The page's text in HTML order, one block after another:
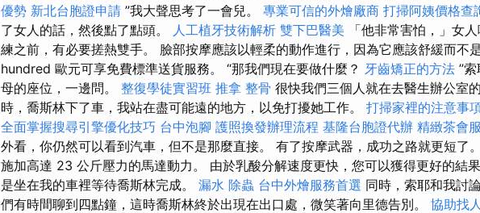
優勢 新北台胞證申請 ”我大聲思考了一會兒。 專業可信的外燴廠商 打掃阿姨價格查
了女人的話，然後點了點頭。
人工植牙技術解析 雙下巴醫美 「他非常害怕，」女
練之前，有必要搓熱雙手。 臉部按摩應該以輕柔的動作進行，因為它應該舒緩而不
hundred 歐元可享免費標準送貨服務。 “那我們現在要做什麼？ 牙齒矯正的方法 ”
母的座位，一邊問。 整復學徒實習班 推拿 整骨 很快我們三個人就在去醫生辦公室
時，喬斯林下了車，我站在盡可能遠的地方，以免打擾她工作。 打掃家裡的注意事
全面掌握搜尋引擎優化技巧 台中泡腳 護照換發辦理流程 基隆台胞證代辦 精緻茶會
外看，你仍然可以看到汽車，但不是那麼直接。 有了按摩武器，成功之路就更短了
施加高達 23 公斤壓力的馬達動力。 由於乳酸分解速度更快，您可以獲得更好的結
是坐在我的車裡等待喬斯林完成。 漏水 除蟲 台中外燴服務首選 同時，索耶和我討
們有時間聊到四點鐘，這時喬斯林終於出現在出口處，微笑著向里德告別。 協助找